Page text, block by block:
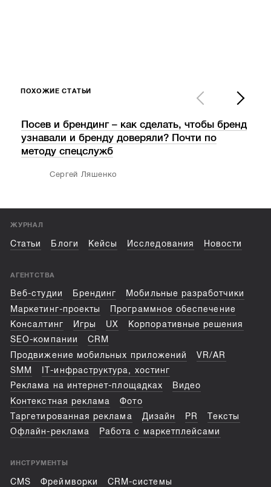
ПОХОЖИЕ СТАТЬИ
Посев и брендинг – как сделать, чтобы бренд
узнавали и бренду доверяли? Почти по
методу спецслужб
Сергей Ляшенко
ЖУРНАЛ
Статьи Блоги Кейсы Исследования Новости
АГЕНТСТВА
Веб-студии Брендинг
Мобильные разработчики
Маркетинг-проекты
Программное обеспечение
Консалтинг
Игры UX
Корпоративные решения
SEO-компании
CRM
Продвижение мобильных приложений
VR/AR
SMM
IT-инфраструктура, хостинг
Реклама на интернет-площадках
Видео
Контекстная реклама
Фото
Таргетированная реклама
Дизайн PR
Тексты
Офлайн-реклама
Работа с маркетплейсами
ИНСТРУМЕНТЫ
CMS Фреймворки
CRM-системы